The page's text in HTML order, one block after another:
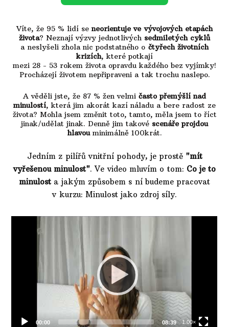
Víte, že 95 % lidí se neorientuje ve vývojových etapách
života? Neznají výzvy jednotlivých sedmiletých cyklů
a neslyšeli zhola nic podstatného o čtyřech životních
krizích, které potkají
mezi 28 - 53 rokem života opravdu každého bez vyjímky!
Procházejí životem nepřipraveni a tak trochu naslepo.
A věděli jste, že 87 % žen velmi často přemýšlí nad
minulostí, která jim akorát kazí náladu a bere radost ze
života? Mohla jsem změnit toto, tamto, měla jsem to říct
jinak/udělat jinak. Denně jim takové scenáře projdou
hlavouminimálně 100krát.
Jedním z pilířů vnitřní pohody, je prostě"mít
vyřešenou minulost". Ve video mluvím o tom: Co je to
minulost a jakým způsobem s ní budeme pracovat
v kurzu: Minulost jako zdroj síly.